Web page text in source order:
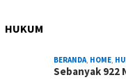
HUKUM
BERANDA, HOME,
Sebanyak 922